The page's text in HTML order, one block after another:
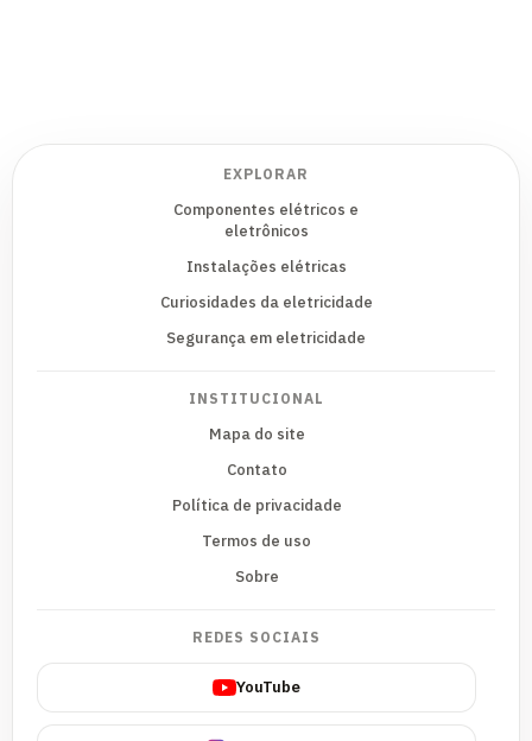
EXPLORAR
Componentes elétricos e
eletrônicos
Instalações elétricas
Curiosidades da eletricidade
Segurança em eletricidade
INSTITUCIONAL
Mapa do site
Contato
Política de privacidade
Termos de uso
Sobre
REDES SOCIAIS
YouTube